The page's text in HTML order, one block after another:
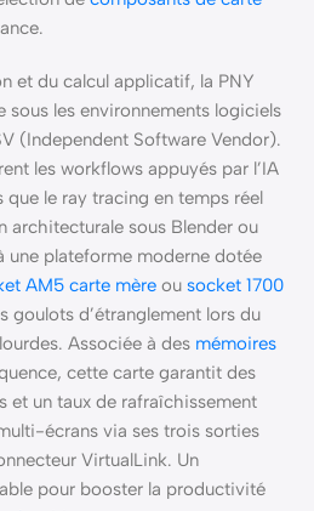
et du calcul applicatif, la PNY
sous les environnements logiciels
(Independent Software Vendor).
les workflows appuyés par l’IA
le ray tracing en temps réel
architecturale sous Blender ou
une plateforme moderne dotée
AM5 carte mère ou socket 1700
goulots d’étranglement lors du
Associée à des mémoires
cette carte garantit des
et un taux de rafraîchissement
écrans via ses trois sorties
VirtualLink. Un
pour booster la productivité